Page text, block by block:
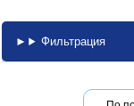
Фильтрация